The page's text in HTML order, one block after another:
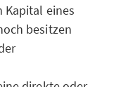
Kapital eines
besitzen